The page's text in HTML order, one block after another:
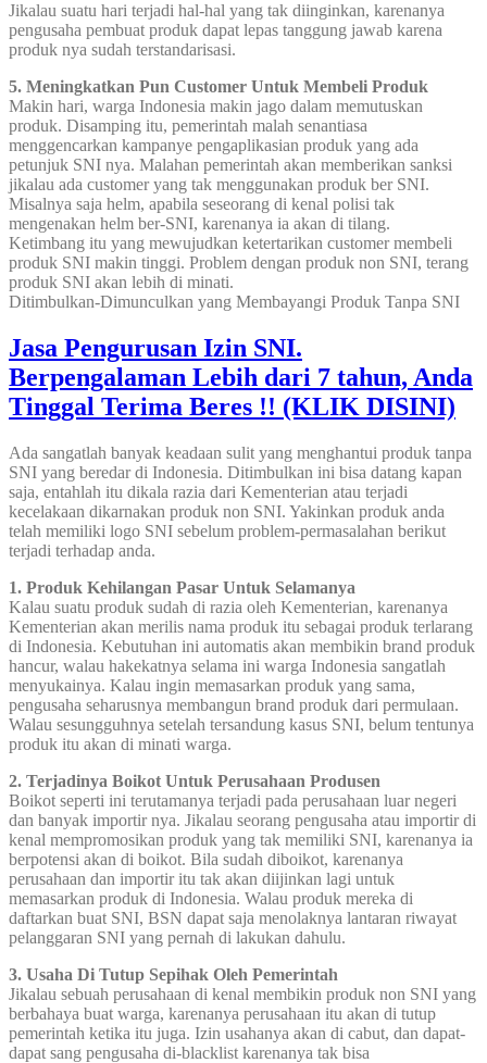
Jikalau suatu hari terjadi hal-hal yang tak diinginkan, karenanya
pengusaha pembuat produk dapat lepas tanggung jawab karena
produk nya sudah terstandarisasi.
5. Meningkatkan Pun Customer Untuk Membeli Produk
Makin hari, warga Indonesia makin jago dalam memutuskan
produk. Disamping itu, pemerintah malah senantiasa
menggencarkan kampanye pengaplikasian produk yang ada
petunjuk SNI nya. Malahan pemerintah akan memberikan sanksi
jikalau ada customer yang tak menggunakan produk ber SNI.
Misalnya saja helm, apabila seseorang di kenal polisi tak
mengenakan helm ber-SNI, karenanya ia akan di tilang.
Ketimbang itu yang mewujudkan ketertarikan customer membeli
produk SNI makin tinggi. Problem dengan produk non SNI, terang
produk SNI akan lebih di minati.
Ditimbulkan-Dimunculkan yang Membayangi Produk Tanpa SNI
Jasa Pengurusan Izin SNI.
Berpengalaman Lebih dari 7 tahun, Anda
Tinggal Terima Beres !! (KLIK DISINI)
Ada sangatlah banyak keadaan sulit yang menghantui produk tanpa
SNI yang beredar di Indonesia. Ditimbulkan ini bisa datang kapan
saja, entahlah itu dikala razia dari Kementerian atau terjadi
kecelakaan dikarnakan produk non SNI. Yakinkan produk anda
telah memiliki logo SNI sebelum problem-permasalahan berikut
terjadi terhadap anda.
1. Produk Kehilangan Pasar Untuk Selamanya
Kalau suatu produk sudah di razia oleh Kementerian, karenanya
Kementerian akan merilis nama produk itu sebagai produk terlarang
di Indonesia. Kebutuhan ini automatis akan membikin brand produk
hancur, walau hakekatnya selama ini warga Indonesia sangatlah
menyukainya. Kalau ingin memasarkan produk yang sama,
pengusaha seharusnya membangun brand produk dari permulaan.
Walau sesungguhnya setelah tersandung kasus SNI, belum tentunya
produk itu akan di minati warga.
2. Terjadinya Boikot Untuk Perusahaan Produsen
Boikot seperti ini terutamanya terjadi pada perusahaan luar negeri
dan banyak importir nya. Jikalau seorang pengusaha atau importir di
kenal mempromosikan produk yang tak memiliki SNI, karenanya ia
berpotensi akan di boikot. Bila sudah diboikot, karenanya
perusahaan dan importir itu tak akan diijinkan lagi untuk
memasarkan produk di Indonesia. Walau produk mereka di
daftarkan buat SNI, BSN dapat saja menolaknya lantaran riwayat
pelanggaran SNI yang pernah di lakukan dahulu.
3. Usaha Di Tutup Sepihak Oleh Pemerintah
Jikalau sebuah perusahaan di kenal membikin produk non SNI yang
berbahaya buat warga, karenanya perusahaan itu akan di tutup
pemerintah ketika itu juga. Izin usahanya akan di cabut, dan dapat-
dapat sang pengusaha di-blacklist karenanya tak bisa